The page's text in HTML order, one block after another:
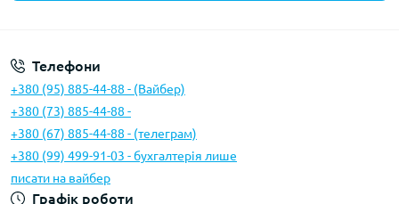
Телефони
+380 (95) 885-44-88 - (Вайбер)
+380 (73) 885-44-88 -
+380 (67) 885-44-88 - (телеграм)
+380 (99) 499-91-03 - бухгалтерія лише
писати на вайбер
Графік роботи